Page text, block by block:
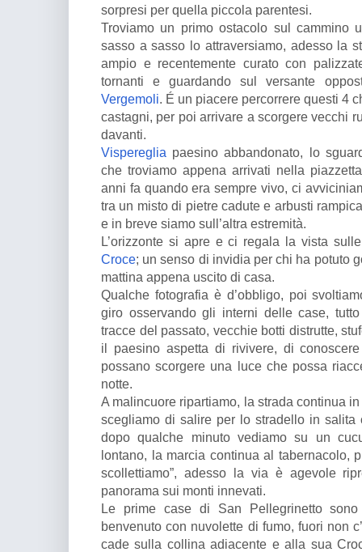
sorpresi per quella piccola parentesi.
Troviamo un primo ostacolo sul cammino
sasso a sasso lo attraversiamo, adesso la
ampio e recentemente curato con
tornanti e guardando sul versante
Vergemoli. É un piacere percorrere questi 4
castagni, per poi arrivare a scorgere vecchi
davanti.
Vispereglia paesino abbandonato, lo
che troviamo appena arrivati nella
anni fa quando era sempre vivo, ci
tra un misto di pietre cadute e arbusti
e in breve siamo sull’altra estremità.
L’orizzonte si apre e ci regala la vista
Croce; un senso di invidia per chi ha potuto
mattina appena uscito di casa.
Qualche fotografia è d’obbligo, poi
giro osservando gli interni delle case,
tracce del passato, vecchie botti distrutte,
il paesino aspetta di rivivere, di
possano scorgere una luce che possa
notte.
A malincuore ripartiamo, la strada continua
scegliamo di salire per lo stradello in
dopo qualche minuto vediamo su un
lontano, la marcia continua al tabernacolo,
scollettiamo”, adesso la via è agevole
panorama sui monti innevati.
Le prime case di San Pellegrinetto
benvenuto con nuvolette di fumo, fuori non
cade sulla collina adiacente e alla sua